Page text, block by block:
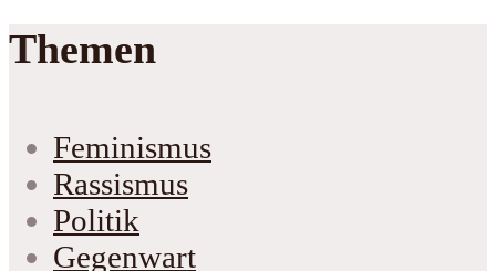
Themen
Feminismus
Rassismus
Politik
Gegenwart